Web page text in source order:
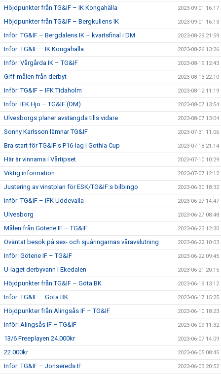
Höjdpunkter från TG&IF – IK Kongahälla 2023-09-01 16:17
Höjdpunkter från TG&IF – Bergkullens IK 2023-09-01 16:13
Inför: TG&IF – Bergdalens IK – kvartsfinal i DM 2023-08-29 21:59
Inför: TG&IF – IK Kongahälla 2023-08-26 13:26
Inför: Vårgårda IK – TG&IF 2023-08-19 12:43
Giff-målen från derbyt 2023-08-13 22:10
Inför: TG&IF – IFK Tidaholm 2023-08-12 11:19
Inför: IFK Hjo – TG&IF (DM) 2023-08-07 13:54
Ulvesborgs planer avstängda tills vidare 2023-08-07 13:04
Sonny Karlsson lämnar TG&IF 2023-07-31 11:06
Bra start för TG&IF:s P16-lag i Gothia Cup 2023-07-18 21:14
Här är vinnarna i Vårtipset 2023-07-10 10:29
Viktig information 2023-07-07 12:12
Justering av vinstplan för ESK/TG&IF:s bilbingo 2023-06-30 18:32
Inför: TG&IF – IFK Uddevalla 2023-06-27 14:47
Ulvesborg 2023-06-27 08:48
Målen från Götene IF – TG&IF 2023-06-23 12:30
Oväntat besök på sex- och sjuåringarnas våravslutning 2023-06-22 10:03
Inför: Götene IF – TG&IF 2023-06-22 09:45
U-laget derbyvann i Ekedalen 2023-06-21 20:15
Höjdpunkter från TG&IF – Göta BK 2023-06-19 13:12
Inför: TG&IF – Göta BK 2023-06-17 15:25
Höjdpunkter från Alingsås IF – TG&IF 2023-06-10 18:23
Inför: Alingsås IF – TG&IF 2023-06-09 11:32
13/6 Freeplayen 24.000kr 2023-06-07 14:09
22.000kr 2023-06-05 08:45
Inför: TG&IF – Jonsereds IF 2023-06-03 20:52